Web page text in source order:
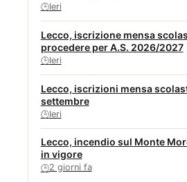
🕒Ieri
Lecco, iscrizione mensa
procedere per A.S. 2026/2027
🕒Ieri
Lecco, iscrizioni mensa
settembre
🕒Ieri
Lecco, incendio sul Monte
in vigore
🕒2 giorni fa